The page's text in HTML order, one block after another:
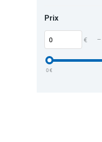
Prix
€ –
0€